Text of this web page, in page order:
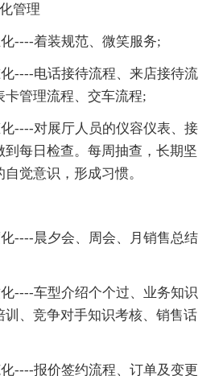
管理
着装规范、微笑服务;
电话接待流程、来店接待流
管理流程、交车流程;
对展厅人员的仪容仪表、接
每日检查。每周抽查，长期坚
觉意识，形成习惯。
晨夕会、周会、月销售总结
车型介绍个个过、业务知识
训、竞争对手知识考核、销售话
报价签约流程、订单及变更